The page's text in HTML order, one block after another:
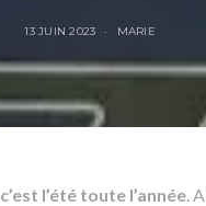
13 JUIN 2023 MARIE
c’est l’été toute l’année.